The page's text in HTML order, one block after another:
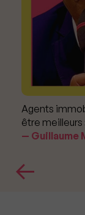
Agents
être meilleurs
Guillaume